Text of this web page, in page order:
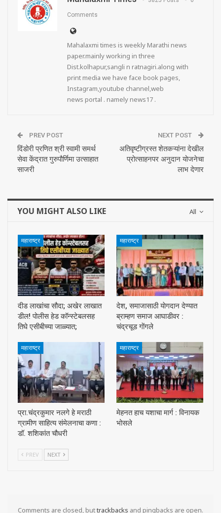
Comments
Mahalaxmi times is weekly Marathi news
paper.mainly working in three
Dist.kolhapur,sangli n ratnagiri.along with
print media we have face book pages,
Instagram,youtube channel,web
news portal . namely news17 .
PREV POST
दिंडोरी प्रणित श्री स्वामी समर्थ
सेवा केंद्रात गुरुपौर्णिमा उत्साहात
साजरी
NEXT POST
अतिवृष्टीग्रस्त शेतकऱ्यांना देखील
प्रोत्साहनपर अनुदान योजनेचा
लाभ देणार
All
YOU MIGHT ALSO LIKE
महाराष्ट्र
दीड लाखांचा सौदा; अखेर लाखात
डील! पोलीस हेड कॉन्स्टेबलसह
तिघे एसीबीच्या जाळ्यात;
महाराष्ट्र
देश, समाजासाठी याेगदान देण्यात
ब्राम्हण समाज आघाडीवर :
चंद्रचूड गाेंगले
महाराष्ट्र
प्रा.चंद्रकुमार नलगे हे मराठी
ग्रामीण साहित्य संमेलनाचा कणा :
डॉ. शशिकांत चौधरी
महाराष्ट्र
मेहनत हाच यशाचा मार्ग : विनायक
भोसले
PREV NEXT
Comments are closed, buttrackbacks and pingbacks are open.